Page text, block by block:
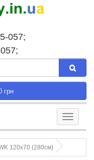
057;
грн
120x70 (280см)